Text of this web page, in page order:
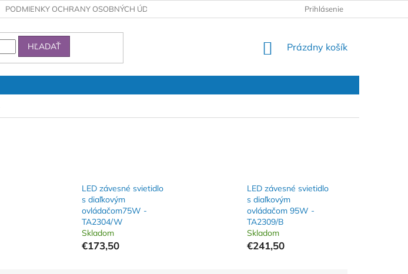
PODMIENKY OCHRANY OSOBNÝCH ÚDAJOV Prihlásenie
HĽADAŤ
NÁKUPNÝ
Prázdny košík
LED závesné svietidlo
s diaľkovým
ovládačom75W -
TA2304/W
Skladom
€173,50
LED závesné svietidlo
s diaľkovým
ovládačom 95W -
TA2309/B
Skladom
€241,50